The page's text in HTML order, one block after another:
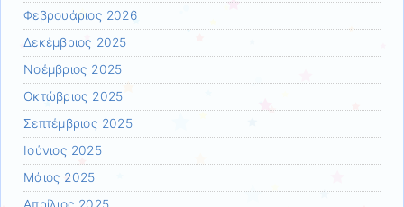
Φεβρουάριος 2026
Δεκέμβριος 2025
Νοέμβριος 2025
Οκτώβριος 2025
Σεπτέμβριος 2025
Ιούνιος 2025
Μάιος 2025